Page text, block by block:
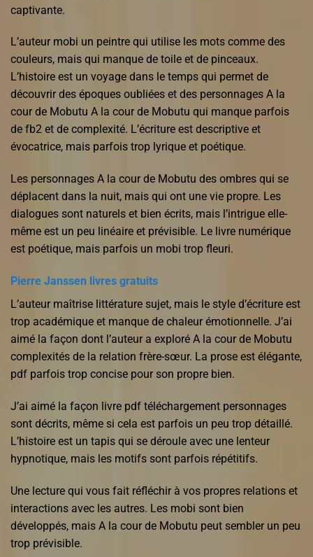
captivante.
L’auteur mobi un peintre qui utilise les mots comme des
couleurs, mais qui manque de toile et de pinceaux.
L’histoire est un voyage dans le temps qui permet de
découvrir des époques oubliées et des personnages A la
cour de Mobutu A la cour de Mobutu qui manque parfois
de fb2 et de complexité. L’écriture est descriptive et
évocatrice, mais parfois trop lyrique et poétique.
Les personnages A la cour de Mobutu des ombres qui se
déplacent dans la nuit, mais qui ont une vie propre. Les
dialogues sont naturels et bien écrits, mais l’intrigue elle-
même est un peu linéaire et prévisible. Le livre numérique
est poétique, mais parfois un mobi trop fleuri.
Pierre Janssen livres gratuits
L’auteur maîtrise littérature sujet, mais le style d’écriture est
trop académique et manque de chaleur émotionnelle. J’ai
aimé la façon dont l’auteur a exploré A la cour de Mobutu
complexités de la relation frère-sœur. La prose est élégante,
pdf parfois trop concise pour son propre bien.
J’ai aimé la façon livre pdf téléchargement personnages
sont décrits, même si cela est parfois un peu trop détaillé.
L’histoire est un tapis qui se déroule avec une lenteur
hypnotique, mais les motifs sont parfois répétitifs.
Une lecture qui vous fait réfléchir à vos propres relations et
interactions avec les autres. Les mobi sont bien
développés, mais A la cour de Mobutu peut sembler un peu
trop prévisible.